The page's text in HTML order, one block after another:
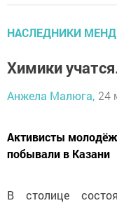
НАСЛЕДНИКИ
Химики
Анжела Малюга, 24
Активисты
побывали в Казани
В столице